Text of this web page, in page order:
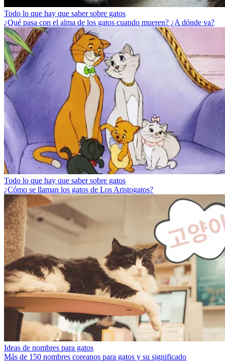
Todo lo que hay que saber sobre gatos
¿Qué pasa con el alma de los gatos cuando mueren? ¿A dónde va?
Todo lo que hay que saber sobre gatos
¿Cómo se llaman los gatos de Los Aristogatos?
Ideas de nombres para gatos
Más de 150 nombres coreanos para gatos y su significado